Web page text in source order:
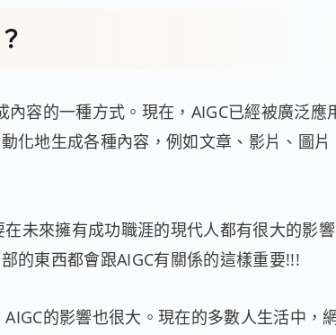
容的一種方式。現在，AIGC已經被廣泛應
化地生成各種內容，例如文章、影片、圖片
未來擁有成功職涯的現代人都有很大的影
的東西都會跟AIGC有關係的這樣重要!!!
的影響也很大。現在的多數人生活中，